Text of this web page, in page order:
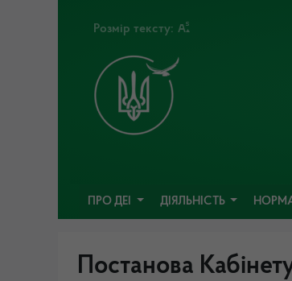
Розмір тексту:
ПРО ДЕІ ДІЯЛЬНІСТЬ
Постанова